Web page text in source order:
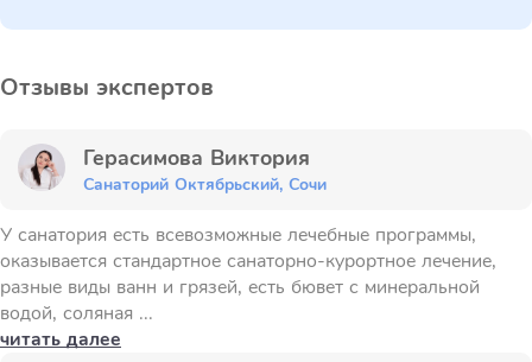
Отзывы экспертов
Герасимова Виктория
Санаторий Октябрьский, Сочи
У санатория есть всевозможные лечебные программы,
оказывается стандартное санаторно-курортное лечение,
разные виды ванн и грязей, есть бювет с минеральной
водой, соляная ...
читать далее